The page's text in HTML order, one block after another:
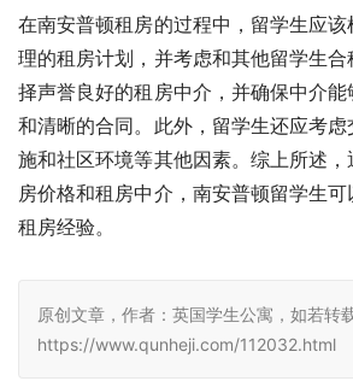
在南安普顿租房的过程中，留学生应
理的租房计划，并考虑和其他留学生
择声誉良好的租房中介，并确保中介
和清晰的合同。此外，留学生还应考
施和社区环境等其他因素。综上所述
房价格和租房中介，南安普顿留学生
租房经验。
原创文章，作者：英国学生公寓，如若转
https://www.qunheji.com/112032.html